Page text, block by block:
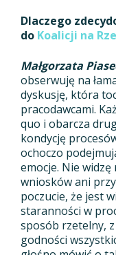
Dlaczego
do Koalicji na
Małgorzata
obserwuję na
dyskusję, która
pracodawcami.
quo i obarcza
kondycję
ochoczo
emocje. Nie
wniosków ani
poczucie, że jest
staranności w
sposób rzetelny,
godności